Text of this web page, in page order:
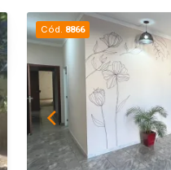
Cód. 8866